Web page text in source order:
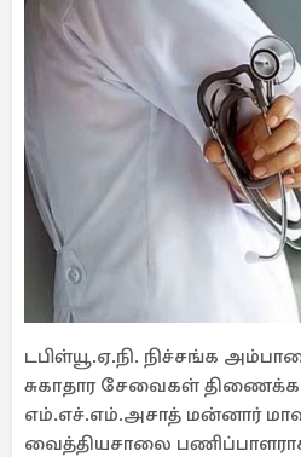
டபிள்யூ.ஏ.நி. நிச்சங்க
சுகாதார சேவைகள்
எம்.எச்.எம்.அசாத் மன்னார்
வைத்தியசாலை